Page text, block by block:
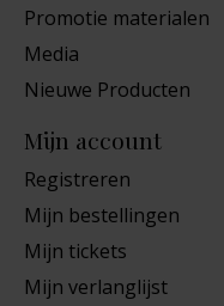
Promotie materialen
Media
Nieuwe Producten
Mijn account
Registreren
Mijn bestellingen
Mijn tickets
Mijn verlanglijst